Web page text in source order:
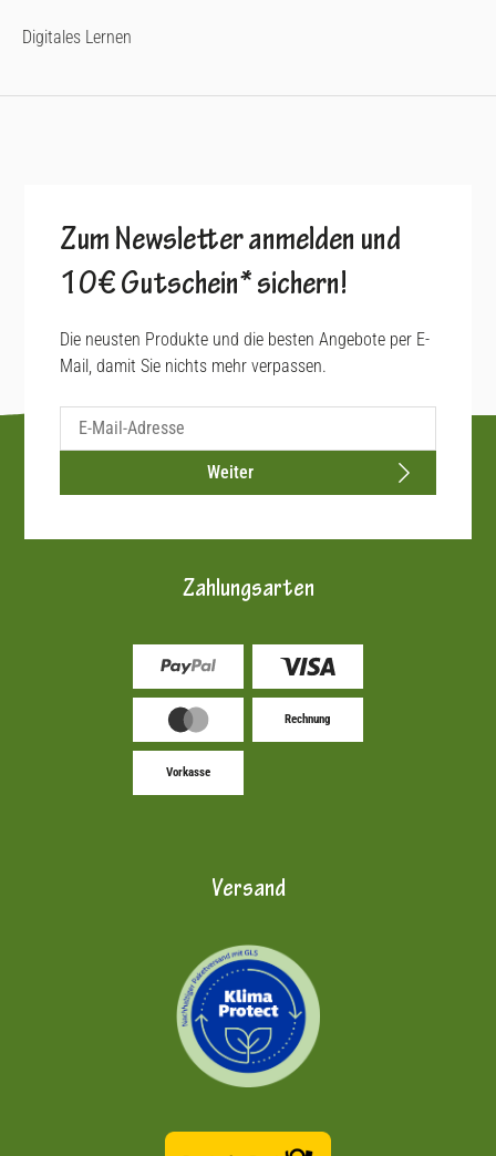
Digitales Lernen
Zum Newsletter anmelden und
10€ Gutschein* sichern!
Die neusten Produkte und die besten Angebote per E-
Mail, damit Sie nichts mehr verpassen.
Weiter
Zahlungsarten
Rechnung
Vorkasse
Versand